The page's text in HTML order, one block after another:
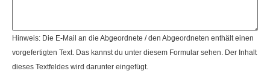
Hinweis: Die E-Mail an die Abgeordnete / den Abgeordneten enthält einen
vorgefertigten Text. Das kannst du unter diesem Formular sehen. Der Inhalt
dieses Textfeldes wird darunter eingefügt.